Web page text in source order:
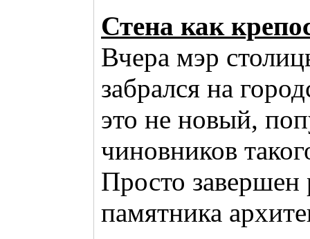
Стена как
Вчера мэр
забрался на
это не новый,
чиновников
Просто завершен
памятника